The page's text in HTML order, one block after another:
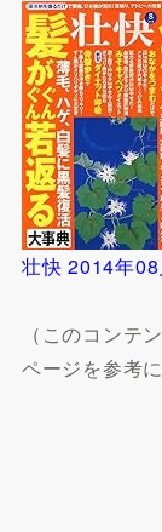
壮快 2014年
（このコンテ
ページを参考